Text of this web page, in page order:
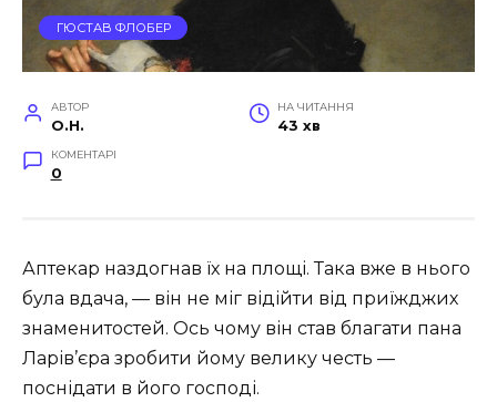
ГЮСТАВ ФЛОБЕР
АВТОР
O.H.
НА ЧИТАННЯ
43 хв
КОМЕНТАРІ
0
Аптекар наздогнав їх на площі. Така вже в нього
була вдача, — він не міг відійти від приїжджих
знаменитостей. Ось чому він став благати пана
Ларів’єра зробити йому велику честь —
поснідати в його господі.